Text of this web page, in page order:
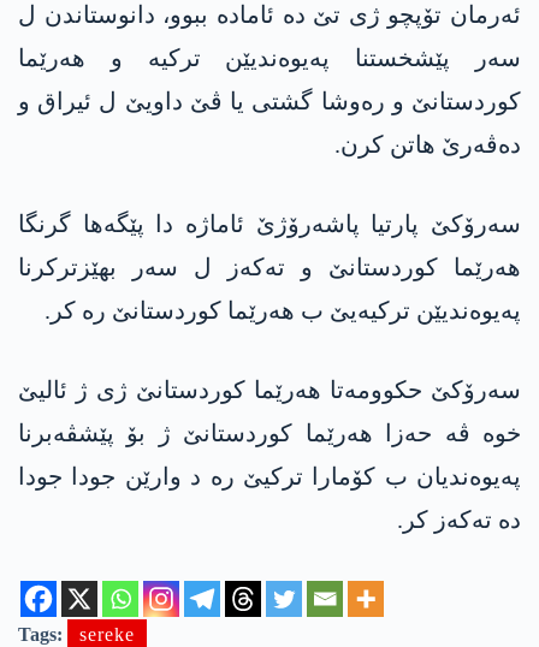
ئەرمان تۆپچو ژی تێ دە ئامادە ببوو، دانوستاندن ل
سەر پێشخستنا پەیوەندیێن ترکیە و هەرێما
کوردستانێ و رەوشا گشتی یا ڤێ داویێ ل ئیراق و
دەڤەرێ هاتن کرن.
سەرۆکێ پارتیا پاشەرۆژێ ئاماژە دا پێگەها گرنگا
هەرێما کوردستانێ و تەکەز ل سەر بهێزترکرنا
پەیوەندیێن ترکیەیێ ب هەرێما کوردستانێ رە کر.
سەرۆکێ حکوومەتا هەرێما کوردستانێ ژی ژ ئالیێ
خوە ڤە حەزا هەرێما کوردستانێ ژ بۆ پێشڤەبرنا
پەیوەندیان ب کۆمارا ترکیێ رە د وارێن جودا جودا
دە تەکەز کر.
Tags: sereke